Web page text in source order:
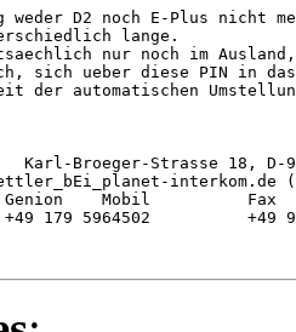
D2 noch E-Plus nicht
lange.
nur noch im
sich ueber diese PIN in
der automatischen
Broeger-Strasse 18, D-
interkom.de
Mobil          Fax
179 5964502          +49